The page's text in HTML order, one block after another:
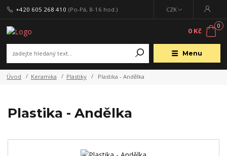
Menu
CZK
+420 605 268 410 (Po-Pá, 8-16 hod.)
0
0 Kč
Úvod Keramika Plastiky Plastika - Andělka
Plastika - Andělka